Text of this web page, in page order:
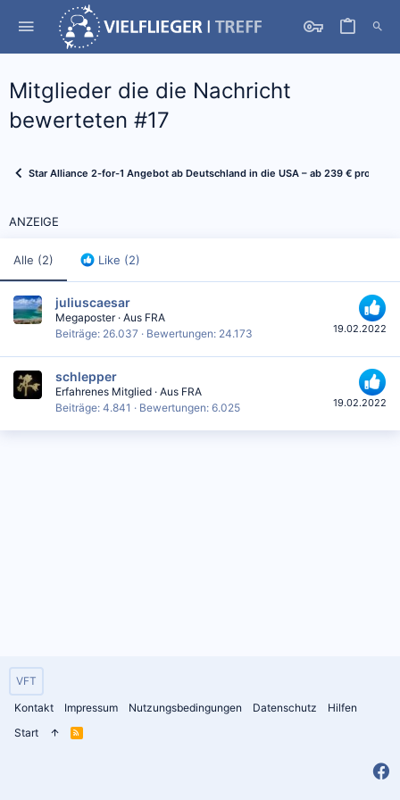
Mitglieder die die Nachricht
bewerteten #17
Star Alliance 2-for-1 Angebot ab Deutschland in die USA – ab 239 € pro
ANZEIGE
Alle (2) Like (2)
19.02.2022
juliuscaesar
Megaposter · Aus FRA
Beiträge 26.037 Bewertungen 24.173
19.02.2022
schlepper
Erfahrenes Mitglied · Aus FRA
Beiträge 4.841 Bewertungen 6.025
VFT
Kontakt
Impressum Nutzungsbedingungen Datenschutz
Hilfen
Start
R